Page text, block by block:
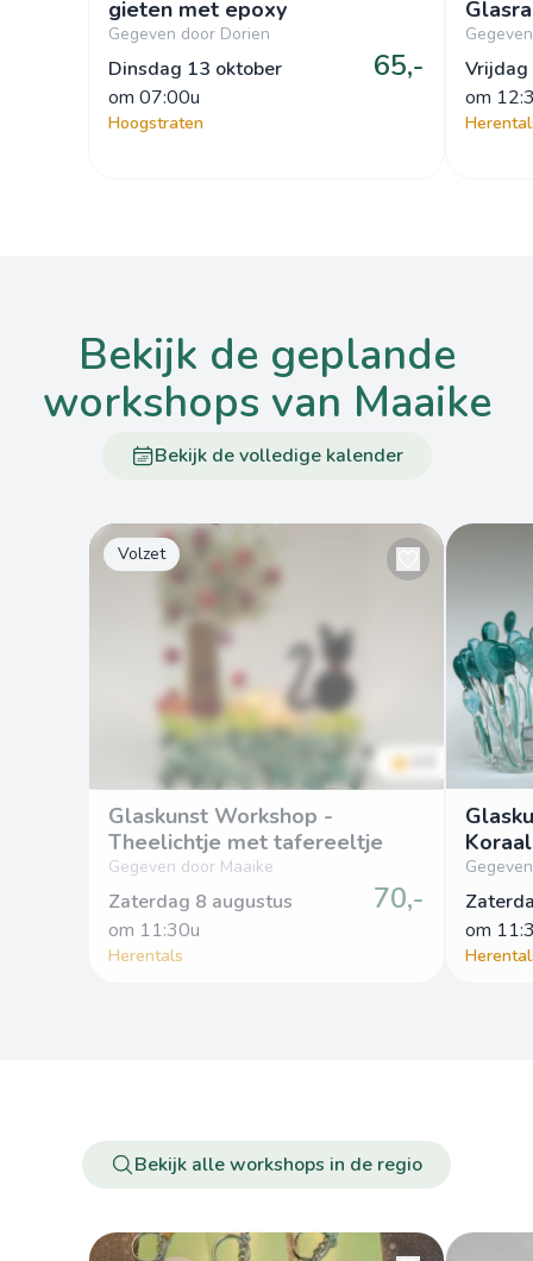
gieten met epoxy
Gegeven door Dorien
Dinsdag 13 oktober
om 07:00u
65,-
Hoogstraten
om
bekijk de geplande
workshops van Maaike
Bekijk de volledige kalender
Volzet
Glaskunst Workshop -
Theelichtje met tafereeltje
Gegeven door Maaike
Zaterdag 8 augustus
om 11:30u
70,-
Herentals
om
Bekijk alle workshops in de regio